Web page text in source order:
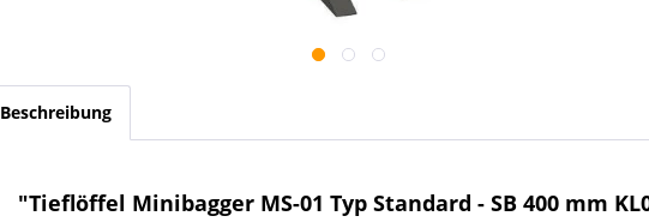
Beschreibung
"Tieflöffel Minibagger MS-01 Typ Standard - SB 400 mm